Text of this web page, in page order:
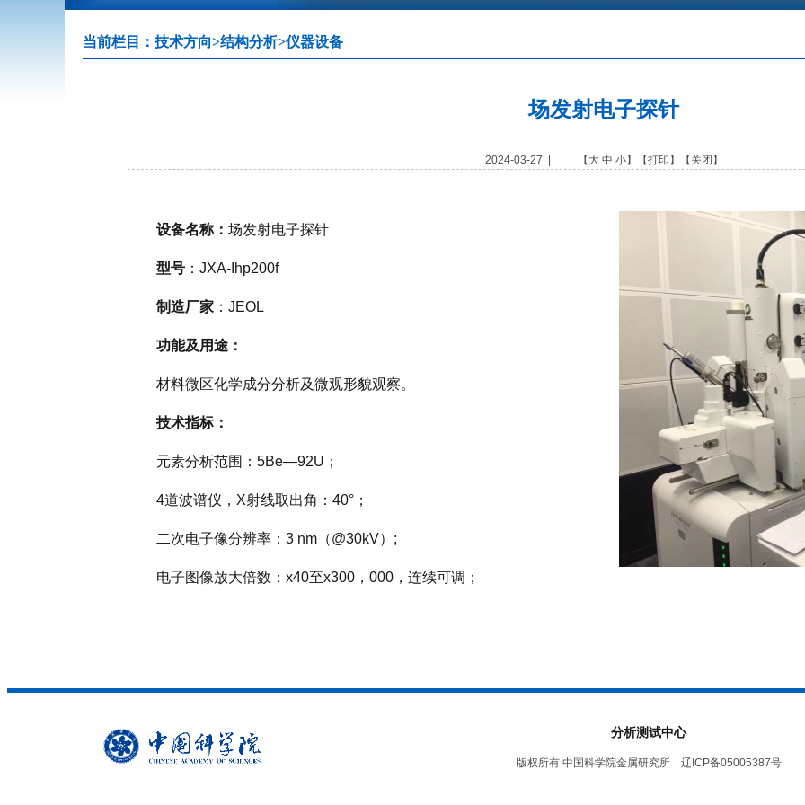
当前栏目： 技术方向>结构分析>仪器设备
场发射电子探针
2024-03-27 | 【 大 中 小】【打印 】【 关闭 】
设备名称： 场发射电子探针
型号 ：JXA-Ihp200f
制造厂家 ：JEOL
功能及用途：
材料微区化学成分分析及微观形貌观察。
技术指标：
元素分析范围：5Be—92U；
4道波谱仪，X射线取出角：40°；
二次电子像分辨率：3 nm（@30kV）;
电子图像放大倍数：x40至x300，000，连续可调；
分析测试中心
版权所有 中国科学院金属研究所 辽ICP备05005387号